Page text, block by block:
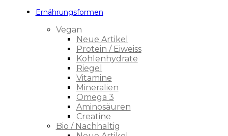
Ernährungsformen
Vegan
Neue Artikel
Protein / Eiweiss
Kohlenhydrate
Riegel
Vitamine
Mineralien
Omega 3
Aminosäuren
Creatine
Bio / Nachhaltig